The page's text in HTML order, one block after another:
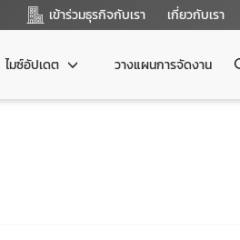
เข้าร่วมธุรกิจกับเรา เกี่ยวกับเรา
ไมซ์อัปเดต วางแผนการจัดงาน